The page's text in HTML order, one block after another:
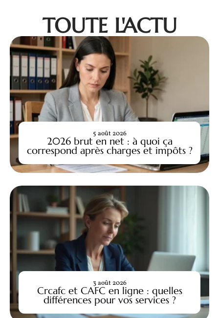
TOUTE L'ACTU
2026 brut en net : à quoi ça
correspond après charges et impôts ?
5 août 2026
Crcafc et CAFC en ligne : quelles
différences pour vos services ?
3 août 2026